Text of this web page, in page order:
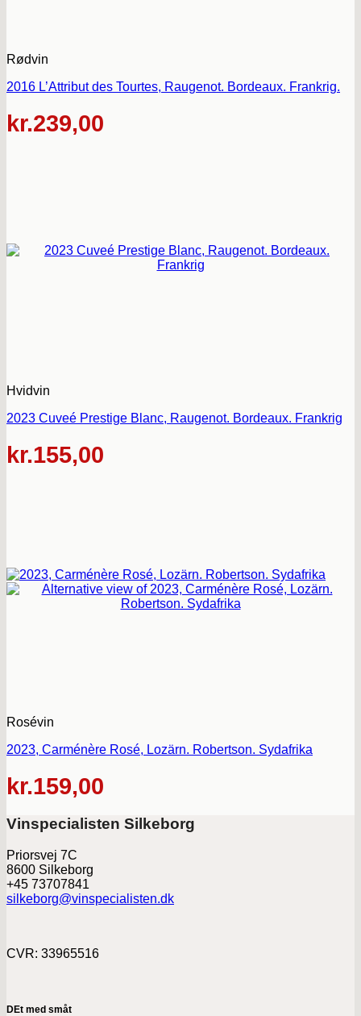
Rødvin
2016 L’Attribut des Tourtes, Raugenot. Bordeaux. Frankrig.
kr.239,00
Hvidvin
2023 Cuveé Prestige Blanc, Raugenot. Bordeaux. Frankrig
kr.155,00
Rosévin
2023, Carménère Rosé, Lozärn. Robertson. Sydafrika
kr.159,00
Vinspecialisten Silkeborg
Priorsvej 7C
8600 Silkeborg
+45 73707841
silkeborg@vinspecialisten.dk
CVR: 33965516
DEt med småt